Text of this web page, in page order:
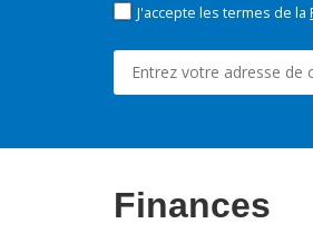
J'accepte les termes de la
Finances